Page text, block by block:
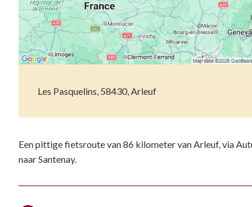
Natuur(parken)
Opgravingen en resten
Pretparken en dierentuinen
Wandelen
Zwemmen
Les Pasquelins, 58430, Arleuf
Een pittige fietsroute van 86 kilometer van Arleuf, via
naar Santenay.